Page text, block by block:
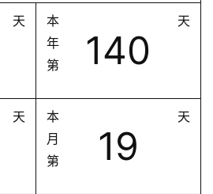
天
本
年
第
140
天
天
本
月
第
19
天